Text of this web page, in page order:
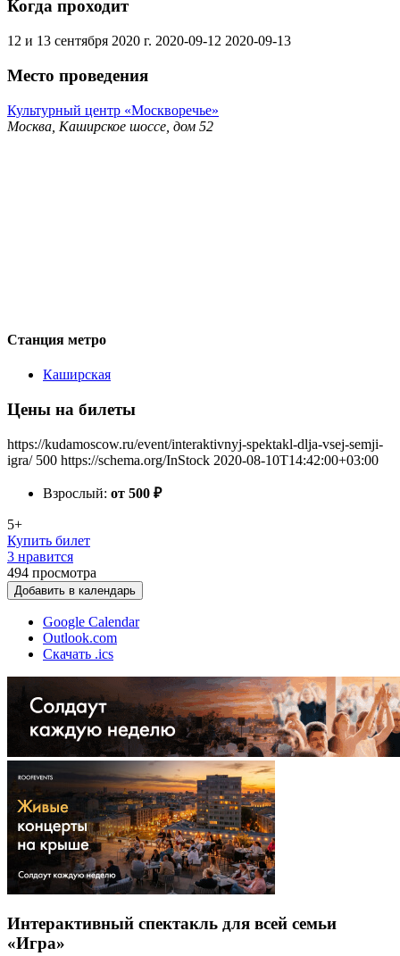
Когда проходит
12 и 13 сентября 2020 г. 2020-09-12 2020-09-13
Место проведения
Культурный центр «Москворечье»
Москва, Каширское шоссе, дом 52
Станция метро
Каширская
Цены на билеты
https://kudamoscow.ru/event/interaktivnyj-spektakl-dlja-vsej-semji-
igra/ 500 https://schema.org/InStock 2020-08-10T14:42:00+03:00
Взрослый: от 500 ₽
5+
Купить билет
3 нравится
494 просмотра
Добавить в календарь
Google Calendar
Outlook.com
Скачать .ics
Интерактивный спектакль для всей семьи
«Игра»